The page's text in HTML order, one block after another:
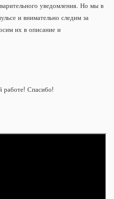
уведомления. Но мы в
и внимательно следим за
их в описание и
работе! Спасибо!